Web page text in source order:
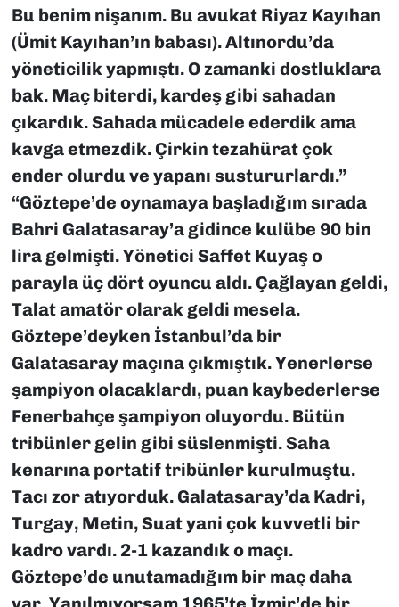
Bu benim nişanım. Bu avukat Riyaz Kayıhan
(Ümit Kayıhan’ın babası). Altınordu’da
yöneticilik yapmıştı. O zamanki dostluklara
bak. Maç biterdi, kardeş gibi sahadan
çıkardık. Sahada mücadele ederdik ama
kavga etmezdik. Çirkin tezahürat çok
ender olurdu ve yapanı sustururlardı.”
“Göztepe’de oynamaya başladığım sırada
Bahri Galatasaray’a gidince kulübe 90 bin
lira gelmişti. Yönetici Saffet Kuyaş o
parayla üç dört oyuncu aldı. Çağlayan geldi,
Talat amatör olarak geldi mesela.
Göztepe’deyken İstanbul’da bir
Galatasaray maçına çıkmıştık. Yenerlerse
şampiyon olacaklardı, puan kaybederlerse
Fenerbahçe şampiyon oluyordu. Bütün
tribünler gelin gibi süslenmişti. Saha
kenarına portatif tribünler kurulmuştu.
Tacı zor atıyorduk. Galatasaray’da Kadri,
Turgay, Metin, Suat yani çok kuvvetli bir
kadro vardı. 2-1 kazandık o maçı.
Göztepe’de unutamadığım bir maç daha